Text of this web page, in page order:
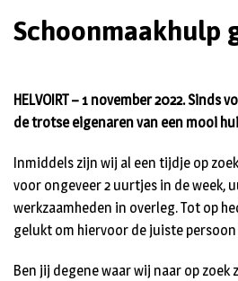
Schoonmaakhulp
HELVOIRT – 1 november 2022.
de trotse eigenaren van een mooi
Inmiddels zijn wij al een tijdje op
voor ongeveer 2 uurtjes in de week,
werkzaamheden in overleg. Tot op
gelukt om hiervoor de juiste
Ben jij degene waar wij naar op zoek